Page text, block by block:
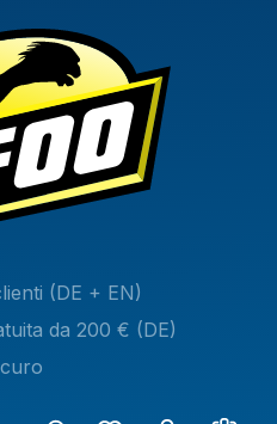
(DE + EN)
da 200 € (DE)